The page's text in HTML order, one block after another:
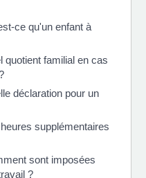
ce qu'un enfant à
quotient familial en cas
déclaration pour un
supplémentaires
sont imposées
?